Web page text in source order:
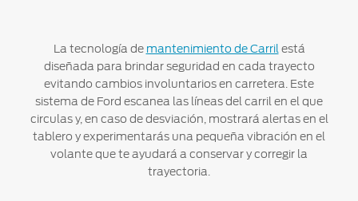
La tecnología de mantenimiento de Carrilestá
diseñada para brindar seguridad en cada trayecto
evitando cambios involuntarios en carretera. Este
sistema de Ford escanea las líneas del carril en el que
circulas y, en caso de desviación, mostrará alertas en el
tablero y experimentarás una pequeña vibración en el
volante que te ayudará a conservar y corregir la
trayectoria.